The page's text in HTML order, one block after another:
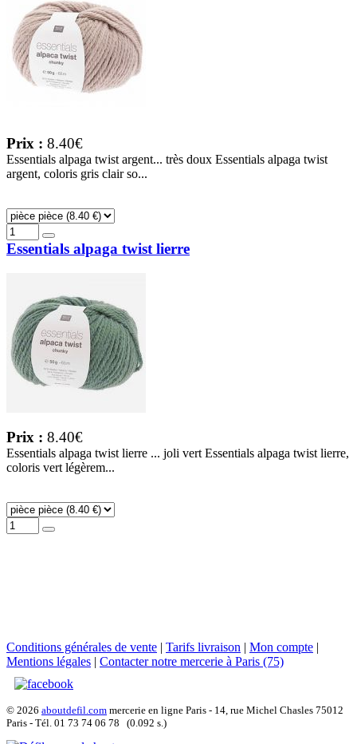
Prix : 8.40€
Essentials alpaga twist argent... très doux Essentials alpaga twist
argent, coloris gris clair so...
Essentials alpaga twist lierre
Prix : 8.40€
Essentials alpaga twist lierre ... joli vert Essentials alpaga twist lierre,
coloris vert légèrem...
Conditions générales de vente | Tarifs livraison | Mon compte |
Mentions légales | Contacter notre mercerie à Paris (75)
© 2026 aboutdefil.com mercerie en ligne Paris - 14, rue Michel Chasles 75012
Paris - Tél. 01 73 74 06 78 (0.092 s.)